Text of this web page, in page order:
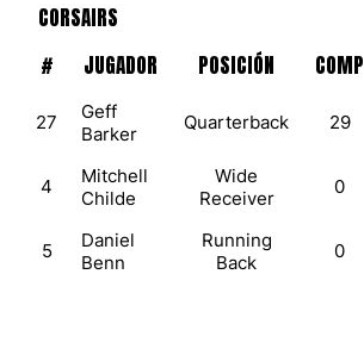
CORSAIRS
#
JUGADOR POSICIÓN COMP
27
Geff
Barker
Quarterback 29
4
Mitchell
Childe
Wide
Receiver
0
5
Daniel
Benn
Running
Back
0